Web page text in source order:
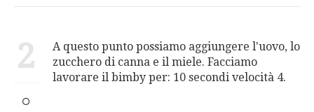
2
A questo punto possiamo aggiungere l'uovo, lo
zucchero di canna e il miele. Facciamo
lavorare il bimby per: 10 secondi velocità 4.